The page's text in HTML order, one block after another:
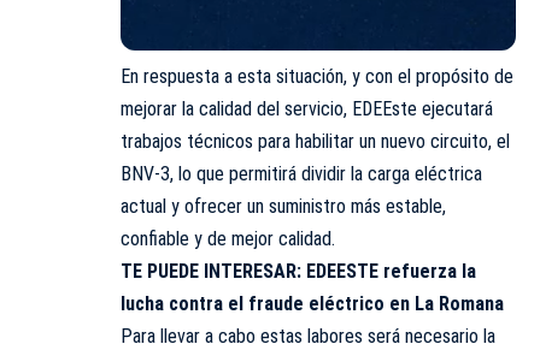
En respuesta a esta situación, y con el propósito de
mejorar la calidad del servicio, EDEEste ejecutará
trabajos técnicos para habilitar un nuevo circuito, el
BNV-3, lo que permitirá dividir la carga eléctrica
actual y ofrecer un suministro más estable,
confiable y de mejor calidad.
TE PUEDE INTERESAR: EDEESTE refuerza la
lucha contra el fraude eléctrico en La Romana
Para llevar a cabo estas labores será necesario la